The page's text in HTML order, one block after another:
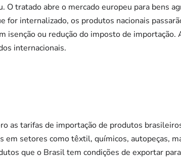
O tratado abre o mercado europeu para bens
internalizado, os produtos nacionais
isenção ou redução do imposto de
internacionais.
as tarifas de importação de produtos
em setores como têxtil, químicos, autopeças,
que o Brasil tem condições de exportar